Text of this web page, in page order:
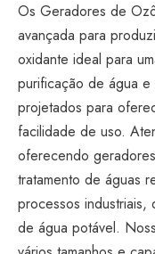
Os Geradores de
avançada para
oxidante ideal para
purificação de água
projetados para
facilidade de uso.
oferecendo
tratamento de águas
processos industriais,
de água potável.